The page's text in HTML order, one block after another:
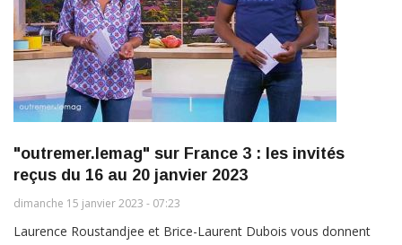
"outremer.lemag" sur France 3 : les invités
reçus du 16 au 20 janvier 2023
dimanche 15 janvier 2023 - 07:23
Laurence Roustandjee et Brice-Laurent Dubois vous donnent